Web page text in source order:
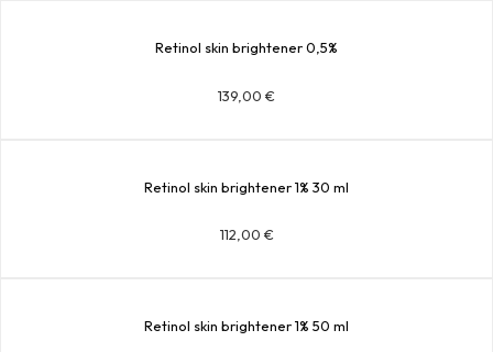
Retinol skin brightener 0,5%
139,00 €
Retinol skin brightener 1% 30 ml
112,00 €
Retinol skin brightener 1% 50 ml